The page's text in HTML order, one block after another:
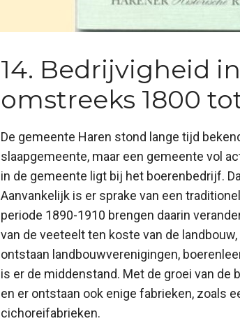
14. Bedrijvigheid
omstreeks 1800
De gemeente Haren stond lange tijd
slaapgemeente, maar een gemeente vol
in de gemeente ligt bij het boerenbedrijf.
Aanvankelijk is er sprake van een
periode 1890-1910 brengen daarin
van de veeteelt ten koste van de
ontstaan landbouwverenigingen,
is er de middenstand. Met de groei van
en er ontstaan ook enige fabrieken, zoals
cichoreifabrieken.